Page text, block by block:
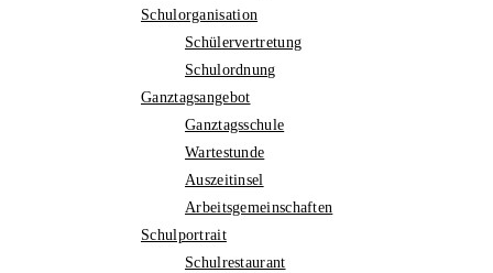
Schulorganisation
Schülervertretung
Schulordnung
Ganztagsangebot
Ganztagsschule
Wartestunde
Auszeitinsel
Arbeitsgemeinschaften
Schulportrait
Schulrestaurant